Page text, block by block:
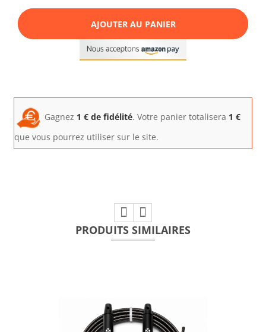
AJOUTER AU PANIER
Gagnez 1 € de fidélité. Votre panier totalisera 1 €
que vous pourrez utiliser sur le site.
PRODUITS SIMILAIRES